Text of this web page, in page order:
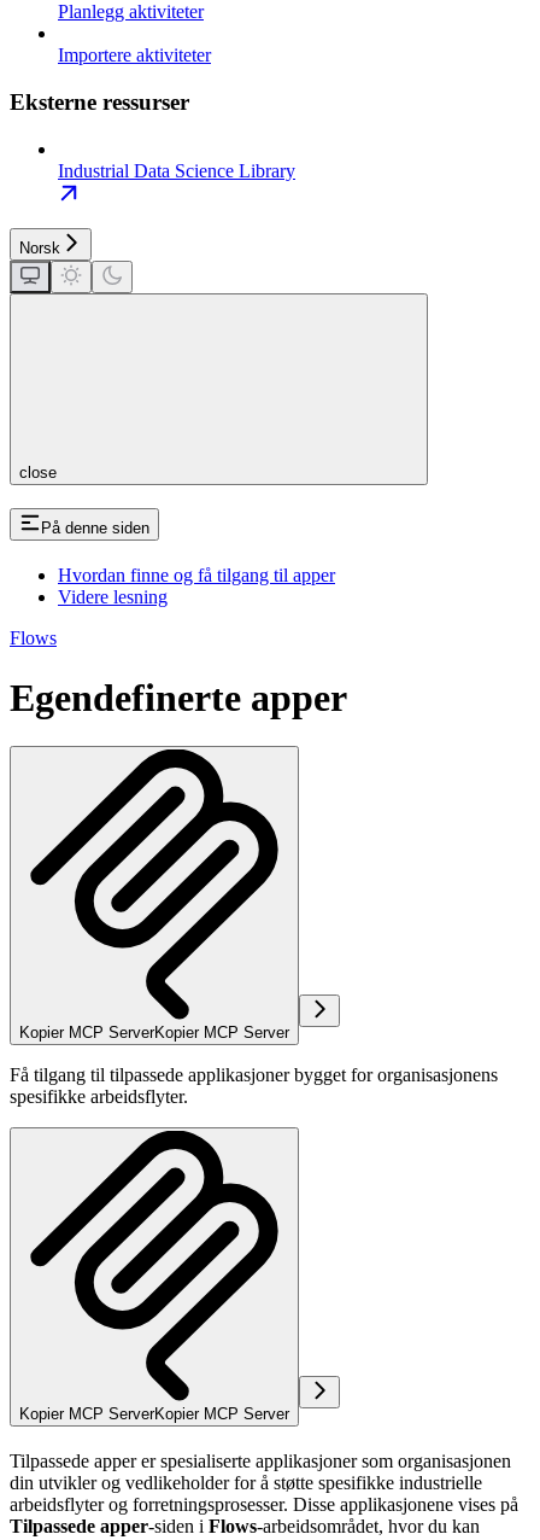
Planlegg aktiviteter
Importere aktiviteter
Eksterne ressurser
Industrial Data Science Library
Norsk
close
På denne siden
Hvordan finne og få tilgang til apper
Videre lesning
Flows
Egendefinerte apper
Kopier MCP ServerKopier MCP Server
Få tilgang til tilpassede applikasjoner bygget for organisasjonens
spesifikke arbeidsflyter.
Kopier MCP ServerKopier MCP Server
Tilpassede apper er spesialiserte applikasjoner som organisasjonen
din utvikler og vedlikeholder for å støtte spesifikke industrielle
arbeidsflyter og forretningsprosesser. Disse applikasjonene vises på
Tilpassede apper-siden i Flows-arbeidsområdet, hvor du kan